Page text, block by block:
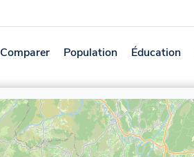
Comparer Population Éducation